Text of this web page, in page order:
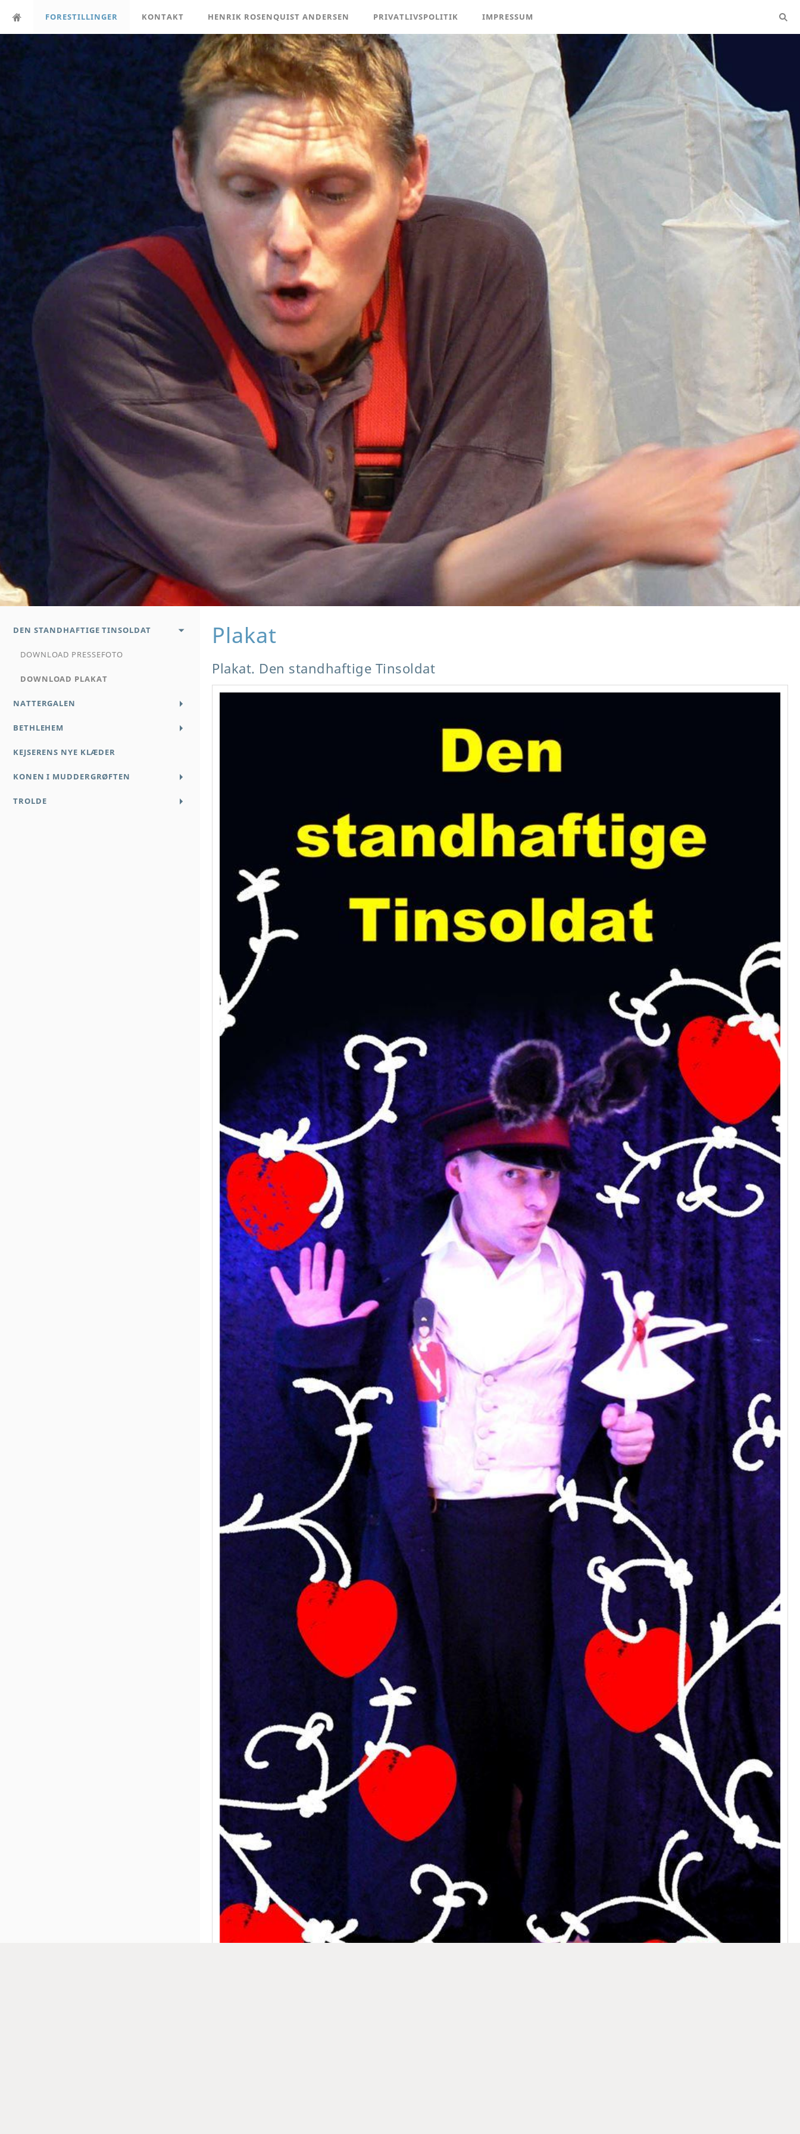
FORESTILLINGER KONTAKT HENRIK ROSENQUIST ANDERSEN PRIVATLIVSPOLITIK IMPRESSUM
DEN STANDHAFTIGE TINSOLDAT
DOWNLOAD PRESSEFOTO
DOWNLOAD PLAKAT
NATTERGALEN
BETHLEHEM
KEJSERENS NYE KLÆDER
KONEN I MUDDERGRØFTEN
TROLDE
Plakat
Plakat. Den standhaftige Tinsoldat